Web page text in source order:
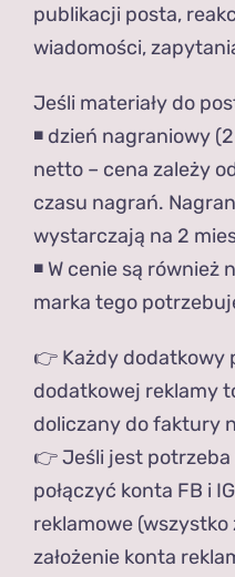
publikacji posta,
wiadomości,
Jeśli materiały do
◾️ dzień nagraniowy
netto – cena zależy
czasu nagrań.
wystarczają na 2
◾️ W cenie są
marka tego
👉 Każdy dodatkowy
dodatkowej reklamy
doliczany do faktury
👉 Jeśli jest potrzeba
połączyć konta FB i
reklamowe (wszystko
założenie konta